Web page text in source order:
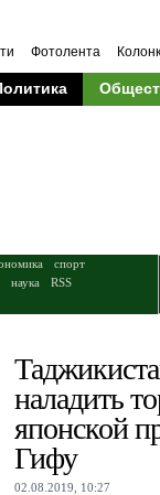
Фотолента
спорт
наука
RSS
наладить
японской
Гифу
02.08.2019, 10:27